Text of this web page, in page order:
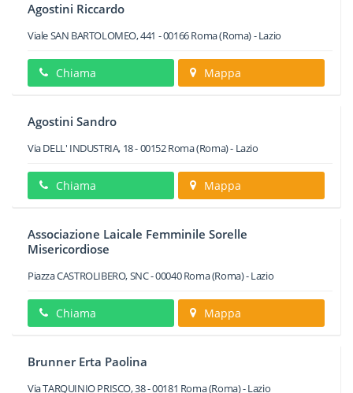
Agostini Riccardo
Viale SAN BARTOLOMEO, 441 -00166Roma(Roma) -Lazio
Chiama Mappa
Agostini Sandro
Via DELL' INDUSTRIA, 18-00152Roma(Roma) - Lazio
Chiama Mappa
Associazione Laicale Femminile Sorelle
Misericordiose
Piazza CASTROLIBERO, SNC-00040 Roma(Roma) -Lazio
Chiama Mappa
Brunner Erta Paolina
Via TARQUINIO PRISCO, 38-00181 Roma(Roma) -Lazio